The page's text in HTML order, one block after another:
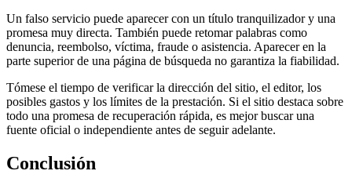
Un falso servicio puede aparecer con un título tranquilizador y una
promesa muy directa. También puede retomar palabras como
denuncia, reembolso, víctima, fraude o asistencia. Aparecer en la
parte superior de una página de búsqueda no garantiza la fiabilidad.
Tómese el tiempo de verificar la dirección del sitio, el editor, los
posibles gastos y los límites de la prestación. Si el sitio destaca sobre
todo una promesa de recuperación rápida, es mejor buscar una
fuente oficial o independiente antes de seguir adelante.
Conclusión